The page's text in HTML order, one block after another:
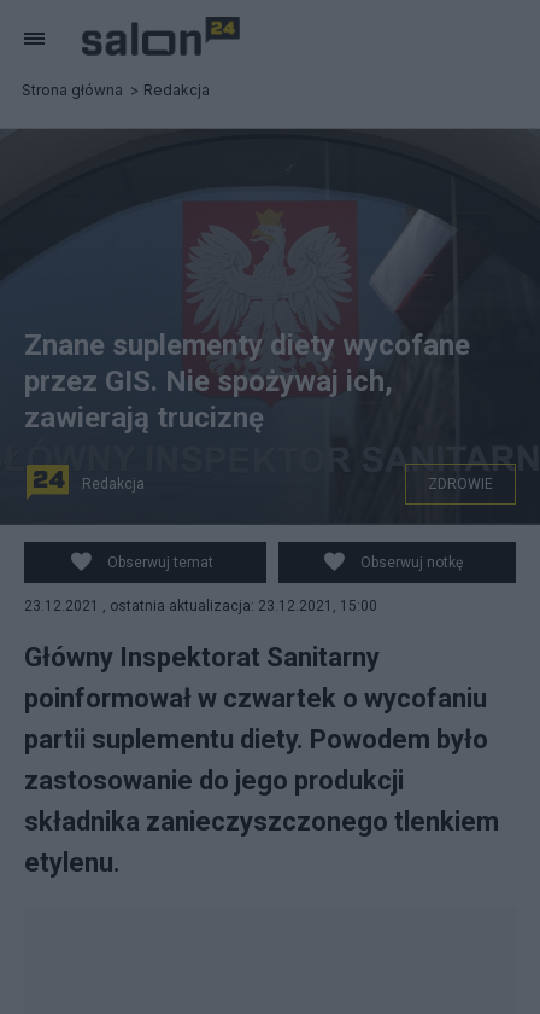
Strona główna Redakcja
PAP/Paweł Supernak
Znane suplementy diety wycofane
przez GIS. Nie spożywaj ich,
zawierają truciznę
Redakcja ZDROWIE
Obserwuj temat Obserwuj notkę
23.12.2021 , ostatnia aktualizacja: 23.12.2021, 15:00
Główny Inspektorat Sanitarny
poinformował w czwartek o wycofaniu
partii suplementu diety. Powodem było
zastosowanie do jego produkcji
składnika zanieczyszczonego tlenkiem
etylenu.